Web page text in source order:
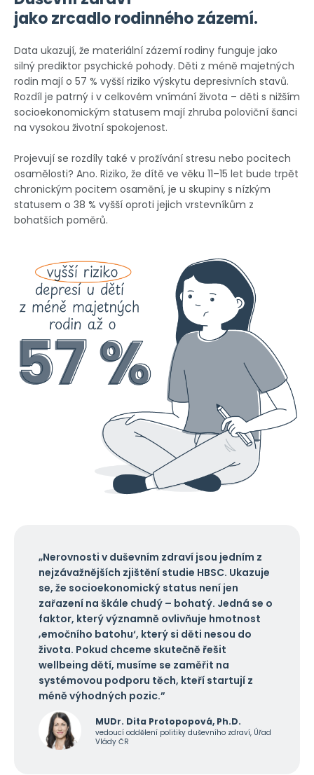
jako zrcadlo rodinného zázemí.
Data ukazují, že materiální zázemí rodiny funguje jako
silný prediktor psychické pohody. Děti z méně majetných
rodin mají o 57 % vyšší riziko výskytu depresivních stavů.
Rozdíl je patrný i v celkovém vnímání života – děti s nižším
socioekonomickým statusem mají zhruba poloviční šanci
na vysokou životní spokojenost.
Projevují se rozdíly také v prožívání stresu nebo pocitech
osamělosti? Ano. Riziko, že dítě ve věku 11–15 let bude trpět
chronickým pocitem osamění, je u skupiny s nízkým
statusem o 38 % vyšší oproti jejich vrstevníkům z
bohatších poměrů.
„Nerovnosti v duševním zdraví jsou jedním z
nejzávažnějších zjištění studie HBSC. Ukazuje
se, že socioekonomický status není jen
zařazení na škále chudý – bohatý. Jedná se o
faktor, který významně ovlivňuje hmotnost
‚emočního batohu‘, který si děti nesou do
života. Pokud chceme skutečně řešit
wellbeing dětí, musíme se zaměřit na
systémovou podporu těch, kteří startují z
méně výhodných pozic.”
MUDr. Dita Protopopová, Ph.D.
vedoucí oddělení politiky duševního zdraví, Úřad
Vlády ČR